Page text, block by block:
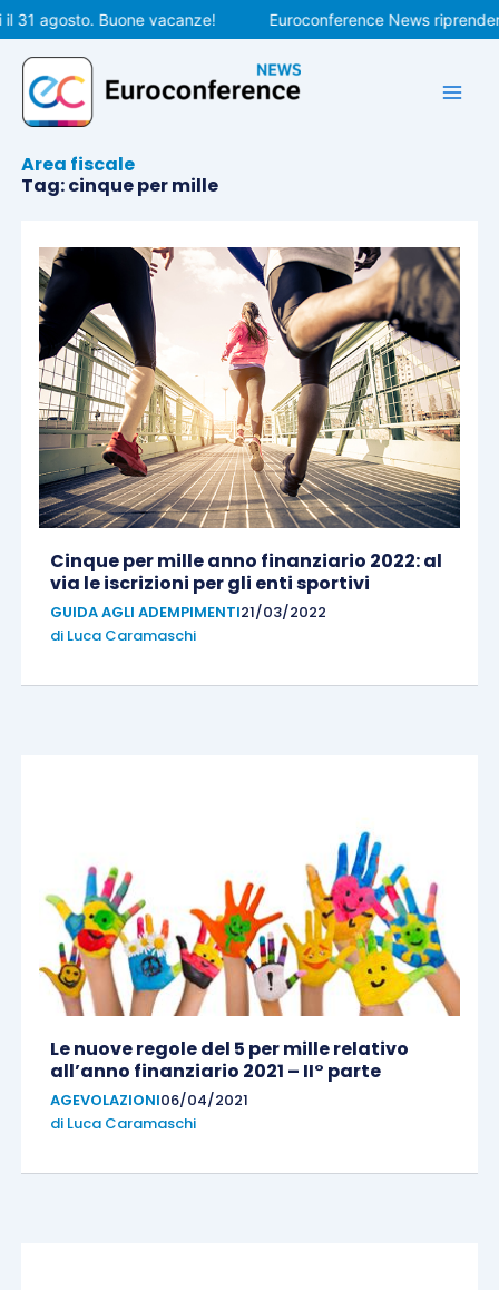
Vai
al
contenuto
agosto. Buone vacanze! Euroconference News riprenderà
Area fiscale
Tag: cinque per mille
Cinque per mille anno finanziario 2022: al
via le iscrizioni per gli enti sportivi
GUIDA AGLI ADEMPIMENTI21/03/2022
di Luca Caramaschi
Le nuove regole del 5 per mille relativo
all’anno finanziario 2021 – II° parte
AGEVOLAZIONI06/04/2021
di Luca Caramaschi